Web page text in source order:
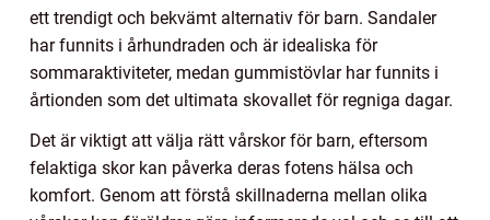
ett trendigt och bekvämt alternativ för barn. Sandaler
har funnits i århundraden och är idealiska för
sommaraktiviteter, medan gummistövlar har funnits i
årtionden som det ultimata skovallet för regniga dagar.
Det är viktigt att välja rätt vårskor för barn, eftersom
felaktiga skor kan påverka deras fotens hälsa och
komfort. Genom att förstå skillnaderna mellan olika